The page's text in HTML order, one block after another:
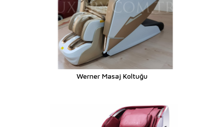
Werner Masaj Koltuğu